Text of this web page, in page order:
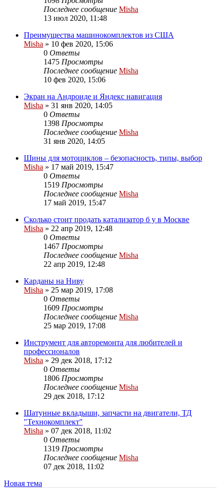
Последнее сообщение Misha
13 июл 2020, 11:48
Преимущества машинокомплектов из США
Misha » 10 фев 2020, 15:06
0 Ответы
1475 Просмотры
Последнее сообщение Misha
10 фев 2020, 15:06
Экран на Андроиде и Яндекс навигация
Misha » 31 янв 2020, 14:05
0 Ответы
1398 Просмотры
Последнее сообщение Misha
31 янв 2020, 14:05
Шины для мотоциклов – безопасность, типы, выбор
Misha » 17 май 2019, 15:47
0 Ответы
1519 Просмотры
Последнее сообщение Misha
17 май 2019, 15:47
Сколько стоит продать катализатор б у в Москве
Misha » 22 апр 2019, 12:48
0 Ответы
1467 Просмотры
Последнее сообщение Misha
22 апр 2019, 12:48
Карданы на Ниву
Misha » 25 мар 2019, 17:08
0 Ответы
1609 Просмотры
Последнее сообщение Misha
25 мар 2019, 17:08
Инструмент для авторемонта для любителей и
профессионалов
Misha » 29 дек 2018, 17:12
0 Ответы
1806 Просмотры
Последнее сообщение Misha
29 дек 2018, 17:12
Шатунные вкладыши, запчасти на двигатели, ТД
"Технокомплект"
Misha » 07 дек 2018, 11:02
0 Ответы
1319 Просмотры
Последнее сообщение Misha
07 дек 2018, 11:02
Новая тема